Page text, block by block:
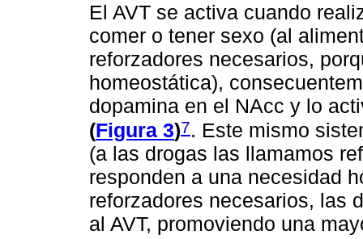
El AVT se activa cuando
comer o tener sexo (al
reforzadores necesarios,
homeostática),
dopamina en el NAcc y lo
(Figura 3)7. Este mismo
(a las drogas las llamamos
responden a una necesidad
reforzadores necesarios, las
al AVT, promoviendo una